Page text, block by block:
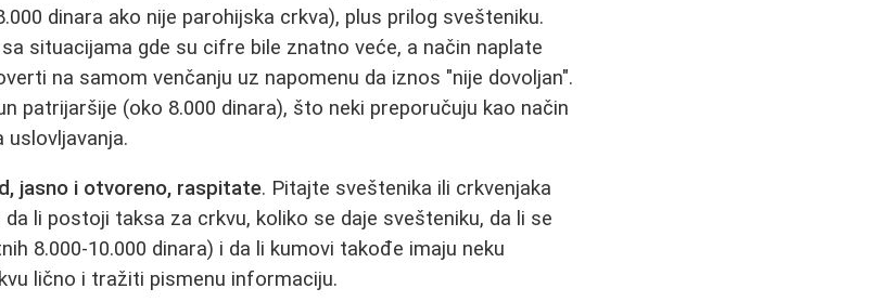
dinara ako nije parohijska crkva), plus prilog svešteniku.
situacijama gde su cifre bile znatno veće, a način naplate
na samom venčanju uz napomenu da iznos "nije dovoljan".
patrijaršije (oko 8.000 dinara), što neki preporučuju kao način
uslovljavanja.
jasno i otvoreno, raspitate. Pitajte sveštenika ili crkvenjaka
li postoji taksa za crkvu, koliko se daje svešteniku, da li se
8.000-10.000 dinara) i da li kumovi takođe imaju neku
lično i tražiti pismenu informaciju.